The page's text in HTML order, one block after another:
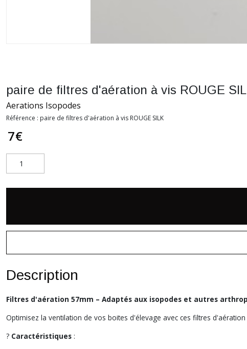
paire de filtres d'aération à vis ROUGE
Aerations Isopodes
Référence : paire de filtres d'aération à vis ROUGE SILK
7€
Description
Filtres d'aération 57mm – Adaptés aux isopodes et autres
Optimisez la ventilation de vos boites d'élevage avec ces filtres
? Caractéristiques :